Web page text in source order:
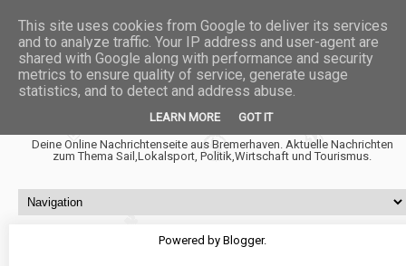
Fischtown News
Deine Online Nachrichtenseite aus Bremerhaven. Aktuelle Nachrichten
zum Thema Sail,Lokalsport, Politik,Wirtschaft und Tourismus.
Powered by Blogger.
This site uses cookies from Google to deliver its services
and to analyze traffic. Your IP address and user-agent are
shared with Google along with performance and security
metrics to ensure quality of service, generate usage
statistics, and to detect and address abuse.
LEARN MORE GOT IT